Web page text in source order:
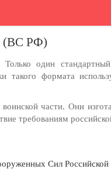
(ВС РФ)
Только один
такого формата
части. Они
требованиям
Сил Российской